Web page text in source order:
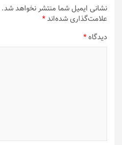
نشانی ایمیل شما منتشر نخواهد شد.
علامت‌گذاری شده‌اند*
دیدگاه*